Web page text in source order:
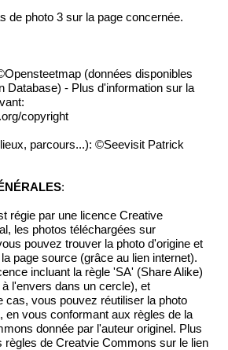
de photo 3 sur la page concernée.
(données disponibles
Database) - Plus d'information sur la
copyright
parcours...): ©Seevisit Patrick
:
régie par une licence Creative
les photos téléchargées sur
pouvez trouver la photo d'origine et
page source (grâce au lien internet).
incluant la règle 'SA' (Share Alike)
l'envers dans un cercle), et
cas, vous pouvez réutiliser la photo
en vous conformant aux règles de la
donnée par l'auteur originel. Plus
règles de Creatvie Commons sur le lien